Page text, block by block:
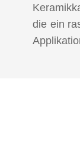
die ein